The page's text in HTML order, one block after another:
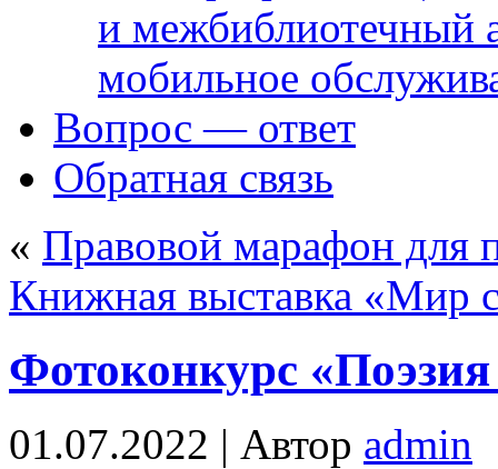
и межбиблиотечный
мобильное
Вопрос — ответ
Обратная связь
« Правовой марафон для
Книжная выставка «Мир
Фотоконкурс
01.07.2022 | Автор admin